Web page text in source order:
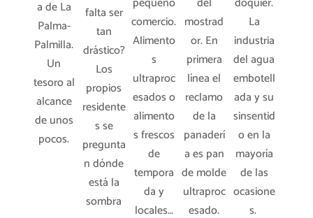
a de La
Palma-
Palmilla.
Un
tesoro al
alcance
de unos
pocos.
falta ser
tan
drástico?
Los
propios
residente
s se
pregunta
n dónde
está la
sombra
comercio.
Alimento
s
ultraproc
esados o
alimento
s frescos
de
tempora
da y
locales…
mostrad
or. En
primera
línea el
reclamo
de la
panaderí
a es pan
de molde
ultraproc
esado.
La
industria
del agua
embotell
ada y su
sinsentid
o en la
mayoría
de las
ocasione
s.